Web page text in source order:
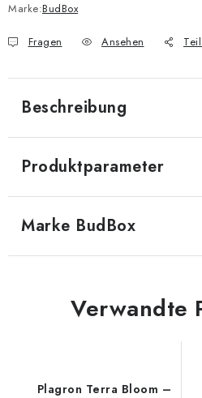
Marke:BudBox
Fragen Ansehen
Beschreibung
Produktparameter
Marke BudBox
Verwandte
Plagron Terra Bloom –